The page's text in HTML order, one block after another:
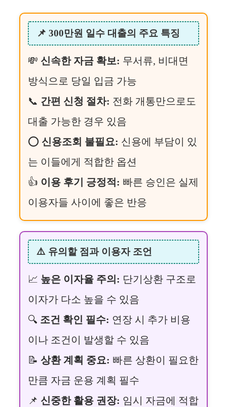
📌 300만원 일수 대출의 주요 특징
💸 신속한 자금 확보: 무서류, 비대면
방식으로 당일 입금 가능
📞 간편 신청 절차: 전화 개통만으로도
대출 가능한 경우 있음
⭕ 신용조회 불필요: 신용에 부담이 있
는 이들에게 적합한 옵션
👍 이용 후기 긍정적: 빠른 승인은 실제
이용자들 사이에 좋은 반응
⚠️ 유의할 점과 이용자 조언
📈 높은 이자율 주의: 단기상환 구조로
이자가 다소 높을 수 있음
🔍 조건 확인 필수: 연장 시 추가 비용
이나 조건이 발생할 수 있음
📝 상환 계획 중요: 빠른 상환이 필요한
만큼 자금 운용 계획 필수
📌 신중한 활용 권장: 임시 자금에 적합